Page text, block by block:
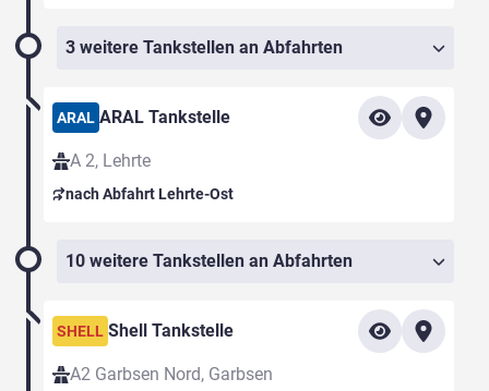
3 weitere Tankstellen an Abfahrten
ARAL ARAL Tankstelle
A 2, Lehrte
nach Abfahrt Lehrte-Ost
10 weitere Tankstellen an Abfahrten
SHELL Shell Tankstelle
A2 Garbsen Nord, Garbsen